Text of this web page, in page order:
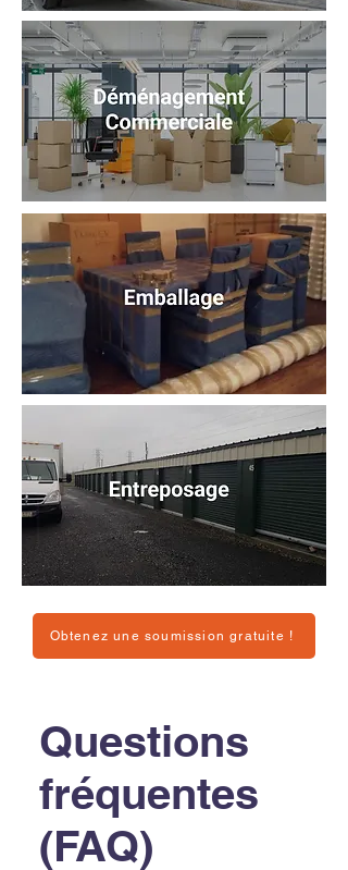
Obtenez une soumission gratuite !
Questions
fréquentes
(FAQ)